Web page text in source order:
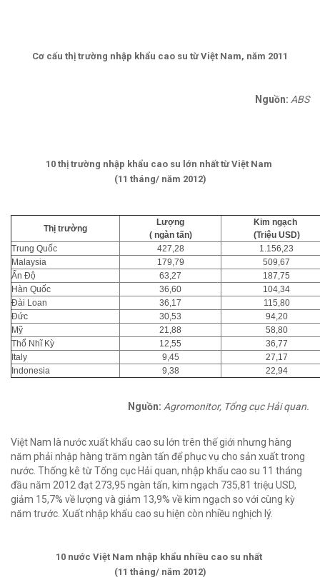
Cơ cấu thị trường nhập khẩu cao su từ Việt Nam, năm 2011
Nguồn: ABS
10 thị trường nhập khẩu cao su lớn nhất từ Việt Nam
(11 tháng/ năm 2012)
Thị trường
Lượng
( ngàn tấn)
Kim ngạch
(Triệu USD)
Trung Quốc
427,28
1.156,23
Malaysia
179,79
509,67
Ấn Độ
63,27
187,75
Hàn Quốc
36,60
104,34
Đài Loan
36,17
115,80
Đức
30,53
94,20
Mỹ
21,88
58,80
Thổ Nhĩ Kỳ
12,55
36,77
Italy
9,45
27,17
Indonesia
9,38 22,94
Nguồn: Agromonitor, Tổng cục Hải quan.
Việt Nam là nước xuất khẩu cao su lớn trên thế giới nhưng hàng
năm phải nhập hàng trăm ngàn tấn để phục vụ cho sản xuất trong
nước. Thống kê từ Tổng cục Hải quan, nhập khẩu cao su 11 tháng
đầu năm 2012 đạt 273,95 ngàn tấn, kim ngạch 735,81 triệu USD,
giảm 15,7% về lượng và giảm 13,9% về kim ngạch so với cùng kỳ
năm trước. Xuất nhập khẩu cao su hiện còn nhiều nghịch lý.
10 nước Việt Nam nhập khẩu nhiều cao su nhất
(11 tháng/ năm 2012)